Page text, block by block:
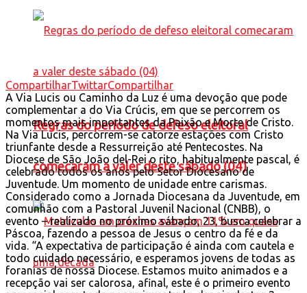
Regras do período de defeso eleitoral
comecaram a valer deste sábado (04)
CompartilharTwittarCompartilhar
A Via Lucis ou Caminho da Luz é uma devoção que pode
complementar a do Via Crúcis, em que se percorrem os
momentos mais importantes da Paixão e Morte de Cristo.
Na Via Lucis, percorrem-se catorze estações com Cristo
triunfante desde a Ressurreição até Pentecostes. Na
Diocese de São João del-Rei o rito, habitualmente pascal, é
celebrado todos os anos pelo Setor Diocesano de
Juventude. Um momento de unidade entre carismas.
Considerado como a Jornada Diocesana da Juventude, em
comunhão com a Pastoral Juvenil Nacional (CNBB), o
evento – realizado no próximo sábado, 23, busca celebrar a
Páscoa, fazendo a pessoa de Jesus o centro da fé e da
vida. “A expectativa de participação é ainda com cautela e
todo cuidado necessário, e esperamos jovens de todas as
foranias de nossa Diocese. Estamos muito animados e a
recepção vai ser calorosa, afinal, este é o primeiro evento